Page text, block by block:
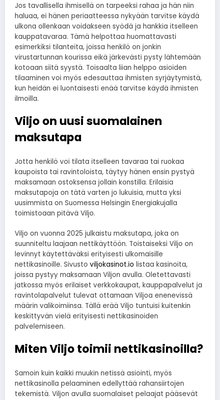
Jos tavallisella ihmisellä on tarpeeksi rahaa ja hän niin
haluaa, ei hänen periaatteessa nykyään tarvitse käydä
ulkona ollenkaan voidakseen syödä ja hankkia itselleen
kauppatavaraa. Tämä helpottaa huomattavasti
esimerkiksi tilanteita, joissa henkilö on jonkin
virustartunnan kourissa eikä järkevästi pysty lähtemään
kotoaan siitä syystä. Toisaalta liian helppo asioiden
tilaaminen voi myös edesauttaa ihmisten syrjäytymistä,
kun heidän ei luontaisesti enää tarvitse käydä ihmisten
ilmoilla.
Viljo on uusi suomalainen
maksutapa
Jotta henkilö voi tilata itselleen tavaraa tai ruokaa
kaupoista tai ravintoloista, täytyy hänen ensin pystyä
maksamaan ostoksensa jollain konstilla. Erilaisia
maksutapoja on tätä varten jo lukuisia, mutta yksi
uusimmista on Suomessa Helsingin Energiakujalla
toimistoaan pitävä Viljo.
Viljo on vuonna 2025 julkaistu maksutapa, joka on
suunniteltu laajaan nettikäyttöön. Toistaiseksi Viljo on
levinnyt käytettäväksi erityisesti ulkomaisille
nettikasinoille. Sivusto viljokasinot.io listaa kasinoita,
joissa pystyy maksamaan Viljon avulla. Oletettavasti
jatkossa myös erilaiset verkkokaupat, kauppapalvelut ja
ravintolapalvelut tulevat ottamaan Viljoa enenevissä
määrin valikoimiinsa. Tällä erää Viljo tuntuisi kuitenkin
keskittyvän vielä erityisesti nettikasinoiden
palvelemiseen.
Miten Viljo toimii nettikasinoilla?
Samoin kuin kaikki muukin netissä asiointi, myös
nettikasinolla pelaaminen edellyttää rahansiirtojen
tekemistä. Viljon avulla suomalaiset pelaajat pääsevät